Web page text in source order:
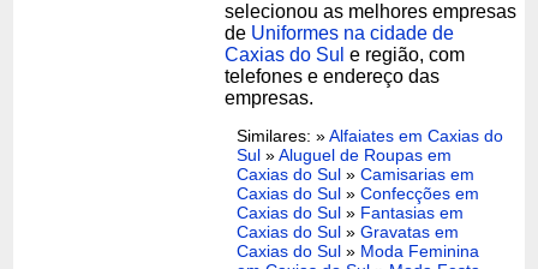
selecionou as melhores empresas
de Uniformes na cidade de
Caxias do Sul e região, com
telefones e endereço das
empresas.
Similares: »Alfaiates em Caxias do
Sul »Aluguel de Roupas em
Caxias do Sul »Camisarias em
Caxias do Sul »Confecções em
Caxias do Sul » Fantasias em
Caxias do Sul »Gravatas em
Caxias do Sul » Moda Feminina